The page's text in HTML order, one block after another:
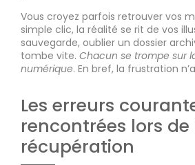
Vous croyez parfois retrouver vos
simple clic, la réalité se rit de vos
sauvegarde, oublier un dossier
tombe vite. Chacun se trompe sur
numérique. En bref, la frustration
Les erreurs
rencontrées lors de
récupération